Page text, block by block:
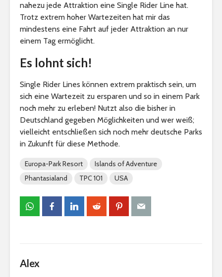
nahezu jede Attraktion eine Single Rider Line hat.
Trotz extrem hoher Wartezeiten hat mir das
mindestens eine Fahrt auf jeder Attraktion an nur
einem Tag ermöglicht.
Es lohnt sich!
Single Rider Lines können extrem praktisch sein, um
sich eine Wartezeit zu ersparen und so in einem Park
noch mehr zu erleben! Nutzt also die bisher in
Deutschland gegeben Möglichkeiten und wer weiß;
vielleicht entschließen sich noch mehr deutsche Parks
in Zukunft für diese Methode.
Europa-Park Resort
Islands of Adventure
Phantasialand
TPC 101 USA
Alex